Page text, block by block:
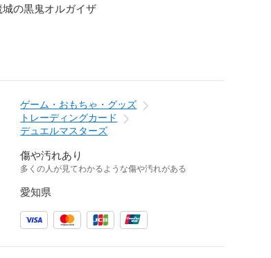
の黒鬼オルガイザ
ゲーム・おもちゃ・グッズ
トレーディングカード
デュエルマスターズ
傷や汚れあり
多くの人が見てわかるような傷や汚れがある
愛知県